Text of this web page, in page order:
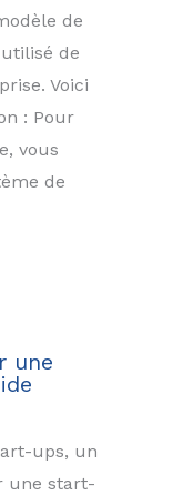
de
de
Voici
: Pour
vous
de
une
ups, un
une start-